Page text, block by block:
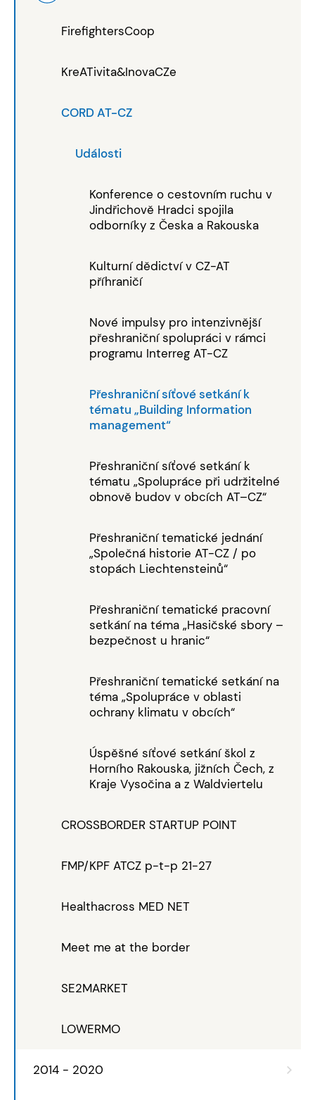
FirefightersCoop
KreATivita&InovaCZe
CORD AT-CZ
Události
Konference o cestovním ruchu v
Jindřichově Hradci spojila
odborníky z Česka a Rakouska
Kulturní dědictví v CZ-AT
příhraničí
Nové impulsy pro intenzivnější
přeshraniční spolupráci v rámci
programu Interreg AT-CZ
Přeshraniční síťové setkání k
tématu „Building Information
management“
Přeshraniční síťové setkání k
tématu „Spolupráce při udržitelné
obnově budov v obcích AT–CZ“
Přeshraniční tematické jednání
„Společná historie AT-CZ / po
stopách Liechtensteinů“
Přeshraniční tematické pracovní
setkání na téma „Hasičské sbory –
bezpečnost u hranic“
Přeshraniční tematické setkání na
téma „Spolupráce v oblasti
ochrany klimatu v obcích“
Úspěšné síťové setkání škol z
Horního Rakouska, jižních Čech, z
Kraje Vysočina a z Waldviertelu
CROSSBORDER STARTUP POINT
FMP/KPF ATCZ p-t-p 21-27
Healthacross MED NET
Meet me at the border
SE2MARKET
LOWERMO
2014 - 2020